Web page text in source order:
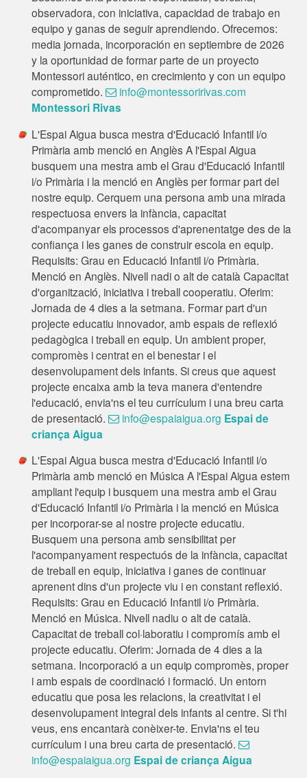
observadora, con iniciativa, capacidad de trabajo en
equipo y ganas de seguir aprendiendo. Ofrecemos:
media jornada, incorporación en septiembre de 2026
y la oportunidad de formar parte de un proyecto
Montessori auténtico, en crecimiento y con un equipo
comprometido.
info@montessoririvas.com
Montessori Rivas
L'Espai Aigua busca mestra d'Educació Infantil i/o
Primària amb menció en Anglès A l'Espai Aigua
busquem una mestra amb el Grau d'Educació Infantil
i/o Primària i la menció en Anglès per formar part del
nostre equip. Cerquem una persona amb una mirada
respectuosa envers la infància, capacitat
d'acompanyar els processos d'aprenentatge des de la
confiança i les ganes de construir escola en equip.
Requisits: Grau en Educació Infantil i/o Primària.
Menció en Anglès. Nivell nadi o alt de català Capacitat
d'organització, iniciativa i treball cooperatiu. Oferim:
Jornada de 4 dies a la setmana. Formar part d'un
projecte educatiu innovador, amb espais de reflexió
pedagògica i treball en equip. Un ambient proper,
compromès i centrat en el benestar i el
desenvolupament dels infants. Si creus que aquest
projecte encaixa amb la teva manera d'entendre
l'educació, envia'ns el teu currículum i una breu carta
de presentació.
info@espaiaigua.org Espai de
criança Aigua
L'Espai Aigua busca mestra d'Educació Infantil i/o
Primària amb menció en Música A l'Espai Aigua estem
ampliant l'equip i busquem una mestra amb el Grau
d'Educació Infantil i/o Primària i la menció en Música
per incorporar-se al nostre projecte educatiu.
Busquem una persona amb sensibilitat per
l'acompanyament respectuós de la infància, capacitat
de treball en equip, iniciativa i ganes de continuar
aprenent dins d'un projecte viu i en constant reflexió.
Requisits: Grau en Educació Infantil i/o Primària.
Menció en Música. Nivell nadiu o alt de català.
Capacitat de treball col·laboratiu i compromís amb el
projecte educatiu. Oferim: Jornada de 4 dies a la
setmana. Incorporació a un equip compromès, proper
i amb espais de coordinació i formació. Un entorn
educatiu que posa les relacions, la creativitat i el
desenvolupament integral dels infants al centre. Si t'hi
veus, ens encantarà conèixer-te. Envia'ns el teu
currículum i una breu carta de presentació.
info@espaiaigua.org Espai de criança Aigua